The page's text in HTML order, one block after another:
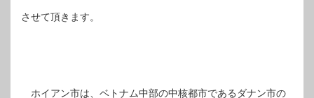
させて頂きます。
ホイアン市は、ベトナム中部の中核都市であるダナン市の